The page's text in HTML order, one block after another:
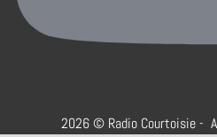
2026 © Radio Courtoisie -